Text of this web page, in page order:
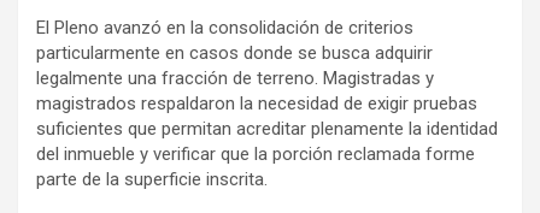
El Pleno avanzó en la consolidación de criterios
particularmente en casos donde se busca adquirir
legalmente una fracción de terreno. Magistradas y
magistrados respaldaron la necesidad de exigir pruebas
suficientes que permitan acreditar plenamente la identidad
del inmueble y verificar que la porción reclamada forme
parte de la superficie inscrita.